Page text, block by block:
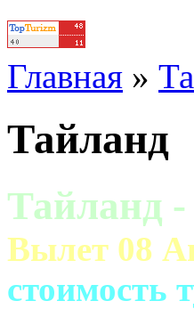
Главная »
Тайланд
Тайланд
Вылет 08
cтоимость